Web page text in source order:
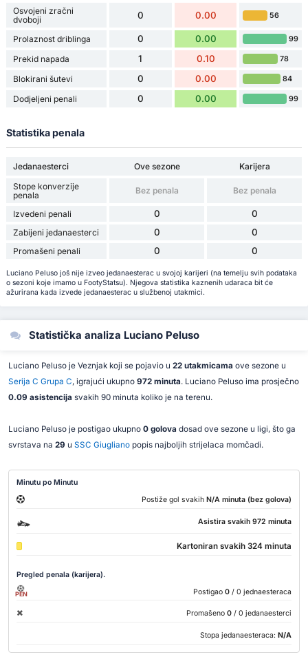
Osvojeni zračni
dvoboji
0 0.00 56
Prolaznost driblinga 0 0.00 99
Prekid napada 1 0.10 78
Blokirani šutevi 0 0.00 84
Dodjeljeni penali 0 0.00 99
Statistika penala
Jedanaesterci Ove sezone
Karijera
Stope konverzije
penala
Bez penala Bez penala
Izvedeni penali 0 0
Zabijeni jedanaesterci 0 0
Promašeni penali 0 0
Luciano Peluso još nije izveo jedanaesterac u svojoj karijeri (na temelju svih podataka
o sezoni koje imamo u FootyStatsu). Njegova statistika kaznenih udaraca bit će
ažurirana kada izvede jedanaesterac u službenoj utakmici.
Statistička analiza Luciano Peluso
Luciano Peluso je Veznjak koji se pojavio u 22 utakmicama ove sezone u
Serija C Grupa C, igrajući ukupno 972 minuta. Luciano Peluso ima prosječno
0.09 asistencija svakih 90 minuta koliko je na terenu.
Luciano Peluso je postigao ukupno 0 golova dosad ove sezone u ligi, što ga
svrstava na 29 u SSC Giuglianopopis najboljih strijelaca momčadi.
Minutu po Minutu
Postiže gol svakih N/A minuta (bez golova)
Asistira svakih 972 minuta
Kartoniran svakih 324 minuta
Pregled penala (karijera).
PEN Postigao 0 / 0 jednaesteraca
Promašeno 0 / 0 jedanaesterci
Stopa jedanaesteraca: N/A